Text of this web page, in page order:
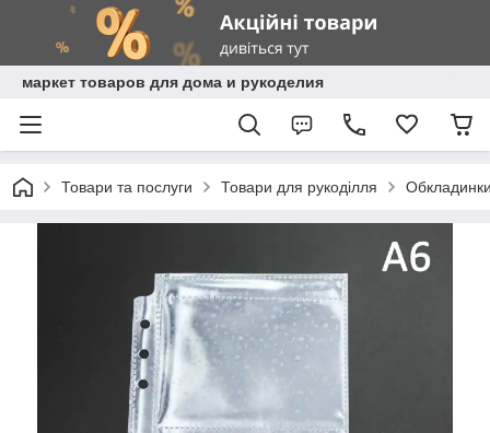
маркет товаров для дома и рукоделия
Товари та послуги Товари для рукоділля